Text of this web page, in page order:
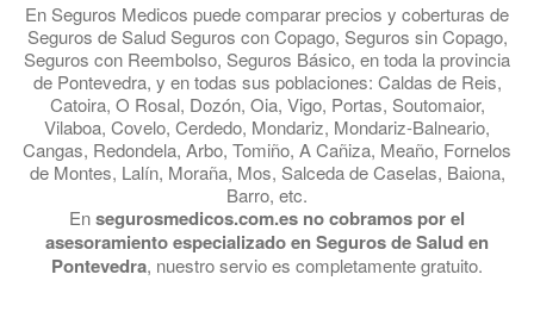
En Seguros Medicos puede comparar precios y coberturas de
Seguros de Salud Seguros con Copago, Seguros sin Copago,
Seguros con Reembolso, Seguros Básico, en toda la provincia
de Pontevedra, y en todas sus poblaciones: Caldas de Reis,
Catoira, O Rosal, Dozón, Oia, Vigo, Portas, Soutomaior,
Vilaboa, Covelo, Cerdedo, Mondariz, Mondariz-Balneario,
Cangas, Redondela, Arbo, Tomiño, A Cañiza, Meaño, Fornelos
de Montes, Lalín, Moraña, Mos, Salceda de Caselas, Baiona,
Barro, etc.
Ensegurosmedicos.com.es no cobramos por el
asesoramiento especializado en Seguros de Salud en
Pontevedra, nuestro servio es completamente gratuito.